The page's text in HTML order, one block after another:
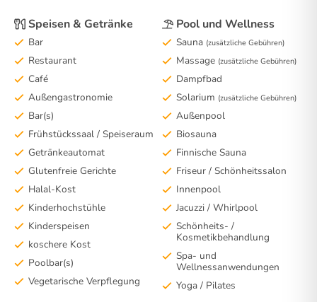
Speisen & Getränke
Bar
Restaurant
Café
Außengastronomie
Bar(s)
Frühstückssaal / Speiseraum
Getränkeautomat
Glutenfreie Gerichte
Halal-Kost
Kinderhochstühle
Kinderspeisen
koschere Kost
Poolbar(s)
Vegetarische Verpflegung
Pool und Wellness
Sauna (zusätzliche Gebühren)
Massage (zusätzliche Gebühren)
Dampfbad
Solarium (zusätzliche Gebühren)
Außenpool
Biosauna
Finnische Sauna
Friseur / Schönheitssalon
Innenpool
Jacuzzi / Whirlpool
Schönheits- /
Kosmetikbehandlung
Spa- und
Wellnessanwendungen
Yoga / Pilates